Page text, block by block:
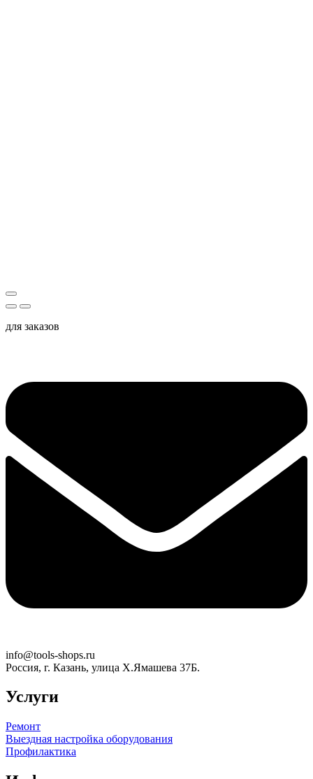
для заказов
info@tools-shops.ru
Россия, г. Казань, улица Х.Ямашева 37Б.
Услуги
Ремонт
Выездная настройка оборудования
Профилактика